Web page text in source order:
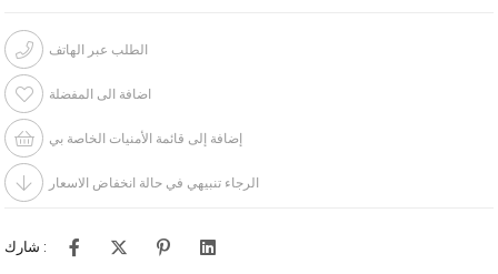
الطلب عبر الهاتف
اضافة الى المفضلة
إضافة إلى قائمة الأمنيات الخاصة بي
الرجاء تنبيهي في حالة انخفاض الاسعار
شارك :